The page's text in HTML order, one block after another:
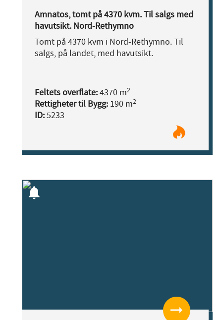
Amnatos, tomt på 4370 kvm. Til salgs med
havutsikt. Nord-Rethymno
Tomt på 4370 kvm i Nord-Rethymno. Til
salgs, på landet, med havutsikt.
Feltets overflate:4370 m2
Rettigheter til Bygg: 190 m2
ID:5233
notifications
arrow_right_alt